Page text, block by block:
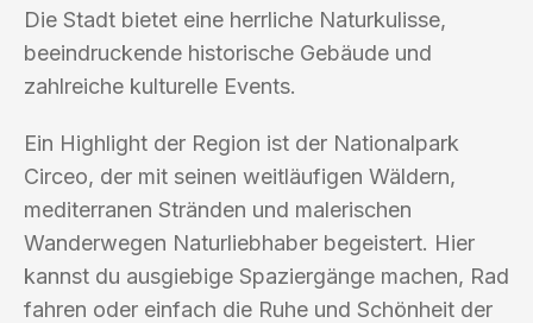
Die Stadt bietet eine herrliche Naturkulisse,
beeindruckende historische Gebäude und
zahlreiche kulturelle Events.
Ein Highlight der Region ist der Nationalpark
Circeo, der mit seinen weitläufigen Wäldern,
mediterranen Stränden und malerischen
Wanderwegen Naturliebhaber begeistert. Hier
kannst du ausgiebige Spaziergänge machen, Rad
fahren oder einfach die Ruhe und Schönheit der